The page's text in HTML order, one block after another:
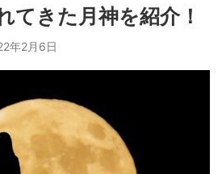
てきた月神を紹介！
年2月6日